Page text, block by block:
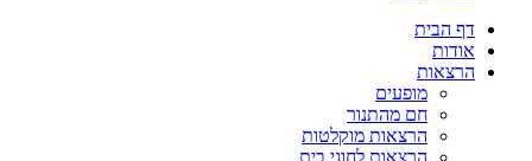
דף הבית
אודות
הרצאות
מופעים
חם מהתנור
הרצאות מוקלטות
הרצאות לחוגי בית